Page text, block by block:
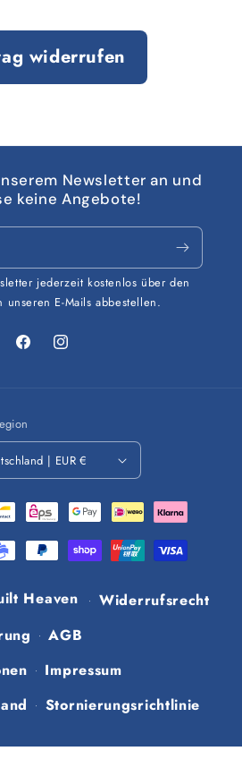
widerrufen
Newsletter an und
keine Angebote!
jederzeit kostenlos über den
unseren E-Mails abbestellen.
FacebookInstagram
Deutschland | EUR €
Heaven
Widerrufsrecht
AGB
Impressum
Stornierungsrichtlinie